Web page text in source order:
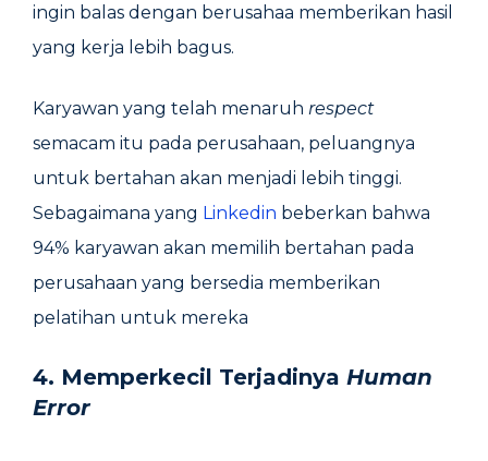
ingin balas dengan berusahaa memberikan hasil
yang kerja lebih bagus.
Karyawan yang telah menaruh respect
semacam itu pada perusahaan, peluangnya
untuk bertahan akan menjadi lebih tinggi.
Sebagaimana yang Linkedin beberkan bahwa
94% karyawan akan memilih bertahan pada
perusahaan yang bersedia memberikan
pelatihan untuk mereka
4. Memperkecil Terjadinya Human
Error